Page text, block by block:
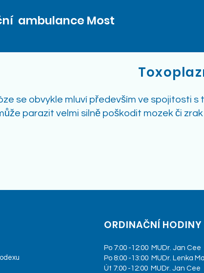
ambulance Most
se obvykle mluví především ve spojitosti
parazit velmi silně poškodit mozek či zrak
ORDINAČNÍ HODINY
Po 7:00 -12:00 MUDr. Jan Cee
Po 8:00 -13:00 MUDr. Lenka
Út 7:00 -12:00 MUDr. Jan Cee